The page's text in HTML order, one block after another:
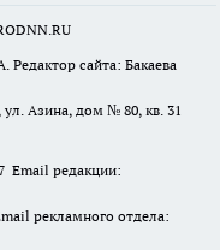
сайта: Бакаева
ул. Азина, дом № 80, кв. 31
Email редакции:
рекламного отдела: